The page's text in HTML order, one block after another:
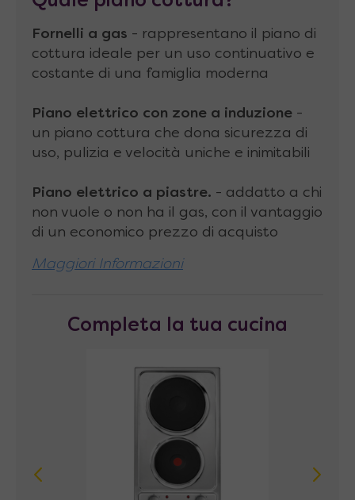
spessi 38 mm
Finitura esterna in resina melamminica
colori, con particolari colore argento
Struttura sotto topdivisa in 2 unità da 60
Lavelloin inox AISI 304-18/10 profondità 15
cm con piano gocciolatoio, completo di
rubinetto miscelatore in metallo cromato e
Zoccolo in PVC colore argento alto 12 cm
Disponibile anche in versione con
orientamento mobile speculare (frigo,
lavello e scolapiatti sulla sinistra, piano
cottura e cappa a destra)
La cucina viene fornita da montare
Fornelli a gas - rappresentano il piano di
cottura ideale per un uso continuativo e
costante di una famiglia moderna
Piano elettrico con zone a induzione -
un piano cottura che dona sicurezza di
uso, pulizia e velocità uniche e inimitabili
Piano elettrico a piastre. - addatto a chi
non vuole o non ha il gas, con il vantaggio
di un economico prezzo di acquisto
Maggiori Informazioni
Completa la tua cucina